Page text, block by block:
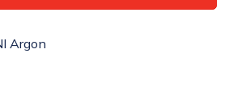
Argon